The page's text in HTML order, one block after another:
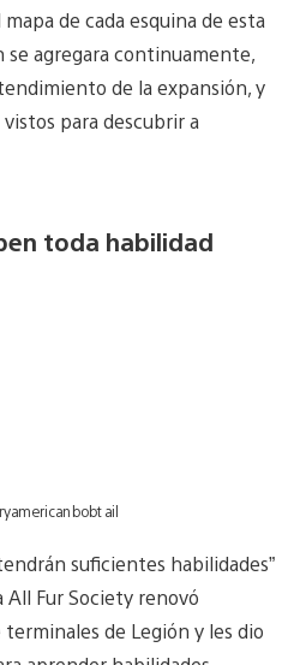
de cada esquina de esta
se agregara continuamente,
de la expansión, y
para descubrir a
toda habilidad
suficientes habilidades”
All Fur Society renovó
de Legión y les dio